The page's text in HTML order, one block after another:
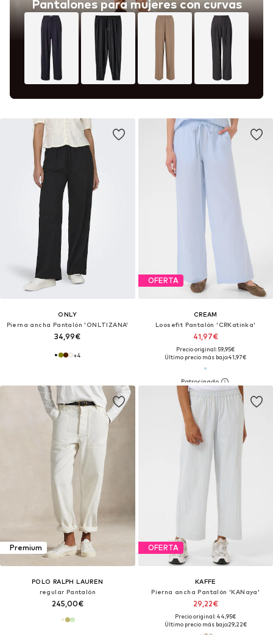
Pantalones para mujeres con curvas
ONLY
Pierna ancha Pantalón 'ONLTIZANA'
34,99€
+4
OFERTA
CREAM
Loosefit Pantalón 'CRKatinka'
41,97€
Precio original: 59,95€
Último precio más bajo:41,97€
Premium
POLO RALPH LAUREN
regular Pantalón
245,00€
OFERTA
KAFFE
Pierna ancha Pantalón 'KANaya'
29,22€
Precio original: 44,95€
Último precio más bajo:29,22€